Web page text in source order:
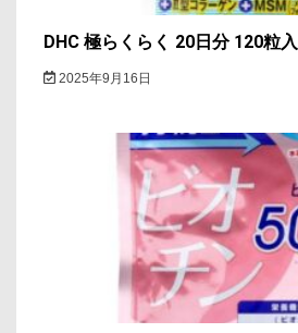
DHC 極らくらく 20日分 120粒入
2025年9月16日